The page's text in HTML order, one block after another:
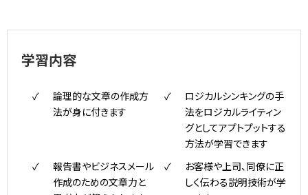
学習内容
論理的な文章の作成方
法が身に付きます
ロジカルシンキングの手
法をロジカルライティン
グとしてアプトプットする
方法が学習できます
報告書やビジネスメール
作成のための文章力と
お客様や上司、同僚に正
しく伝わる説明技術が学